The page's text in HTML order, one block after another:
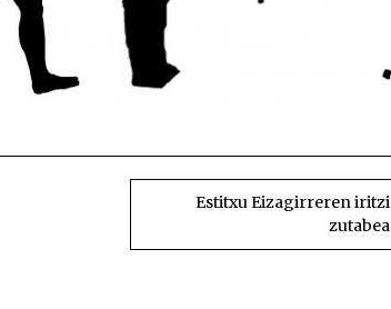
Estitxu Eizagirreren iritzi
zutabea